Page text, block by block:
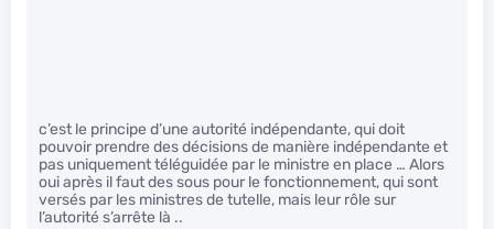
c’est le principe d’une autorité indépendante, qui doit
pouvoir prendre des décisions de manière indépendante et
pas uniquement téléguidée par le ministre en place … Alors
oui après il faut des sous pour le fonctionnement, qui sont
versés par les ministres de tutelle, mais leur rôle sur
l’autorité s’arrête là ..